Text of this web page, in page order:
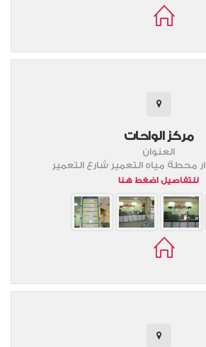
مركز الواحات
العنوان
محطة مياه التعمير شارع التعمير
للتفاصيل اضغط هنا